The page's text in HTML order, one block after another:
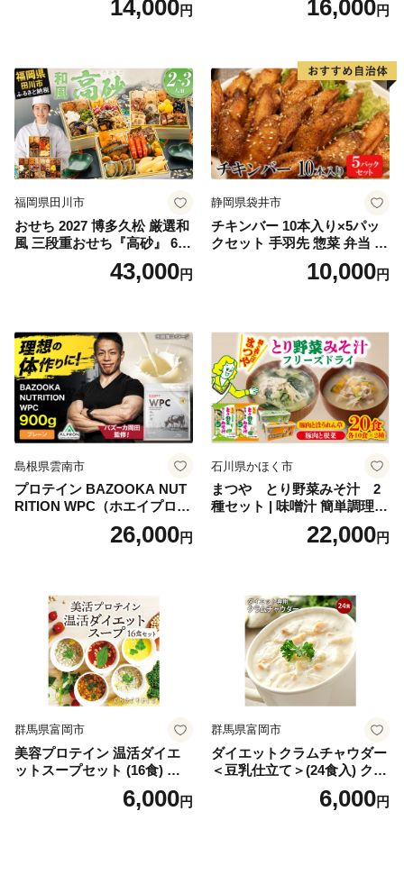
フレーク 鮭フレーク14,000円 16,000円
福岡県田川市
おせち 2027 博多久松 厳選和
風 三段重おせち『高砂』 6.5
寸 3段重 2～3人前 おせち料
理 重箱 お正月 冷凍おせち 縁
ち 本格おせち おせち予約 年
末 年始 お取り寄せ 新春 贅沢
おせち こだわりおせち 惣菜
老舗おせち ふるさと納税お
せち 御節 お節料理 正月 調理
不要 おせち料理2027
43,000円
静岡県袋井市
チキンバー 10本入り×5パッ
クセット 手羽先 惣菜 弁当 お
かず お酒 おつまみ ギフト キ
ャンプ アウトドア キャンプ
10,000円
島根県雲南市
プロテイン BAZOOKA NUT
RITION WPC（ホエイプロテ
イン）＜プレーン＞ 900g｜
バズーカ岡田監修・植物由来
ロン [AIEN005]
26,000円
石川県かほく市
まつや とり野菜みそ汁 2
種セット | 味噌汁 簡単調理
お味噌 おみそ みそ とり野菜
時短料理 時短ごはん ご当地
22,000円
群馬県富岡市
美容プロテイン 温活ダイエ
ットスープセット (16食) 小
分け スープ 食べ比べ セット
詰合せ クラムチャウダー チ
6,000円
群馬県富岡市
ダイエットクラムチャウダー
＜豆乳仕立て＞(24食入) クラ
ムチャウダー 豆乳 ダイエッ
ト スープ プロテイン たんぱ
6,000円